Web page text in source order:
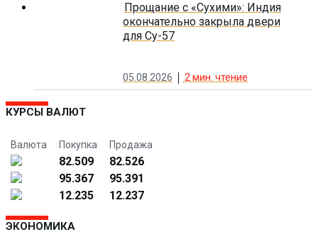
Прощание с «Сухими»: Индия
окончательно закрыла двери
для Су-57
05.08.2026 2 мин. чтение
КУРСЫ ВАЛЮТ
Валюта Покупка Продажа
82.509
82.526
95.367
95.391
12.235
12.237
ЭКОНОМИКА